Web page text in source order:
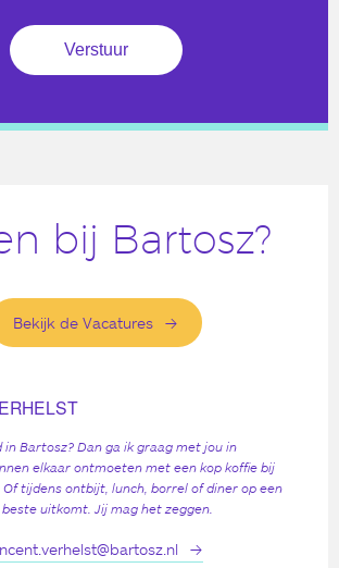
bij Bartosz?
Bekijk de Vacatures
Bartosz? Dan ga ik graag met jou in
elkaar ontmoeten met een kop koffie bij
Of tijdens ontbijt, lunch, borrel of diner op een
uitkomt. Jij mag het zeggen.